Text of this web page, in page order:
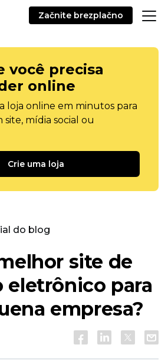
Začnite brezplačno
você precisa
online
loja online em minutos para
mídia social ou
Crie uma loja
do blog
site de
eletrônico para
empresa?